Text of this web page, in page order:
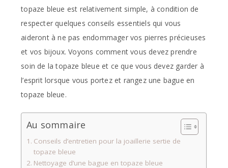
topaze bleue est relativement simple, à condition de
respecter quelques conseils essentiels qui vous
aideront à ne pas endommager vos pierres précieuses
et vos bijoux. Voyons comment vous devez prendre
soin de la topaze bleue et ce que vous devez garder à
l’esprit lorsque vous portez et rangez une bague en
topaze bleue.
Au sommaire
Conseils d’entretien pour la joaillerie sertie de
topaze bleue
Nettoyage d’une bague en topaze bleue